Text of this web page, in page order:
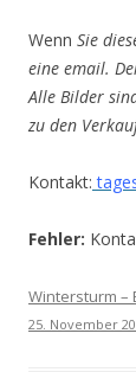
Wenn Sie
eine email.
Alle Bilder
zu den
Kontakt:
Fehler:
Wintersturm –
25. November